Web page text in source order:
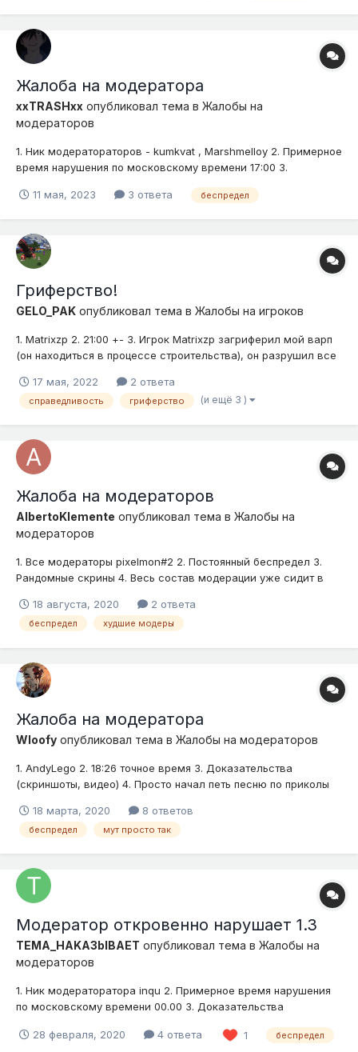
Жалоба на модератора
xxTRASHxx опубликовал тема в Жалобы на
модераторов
1. Ник модератораторов - kumkvat , Marshmelloy 2. Примерное
время нарушения по московскому времени 17:00 3.
нарушения (опишите ситуацию) Я спросил у кумкват,за что
11 мая, 2023 3 ответа беспредел
Гриферство!
GELO_PAK опубликовал тема в Жалобы на игроков
1. Matrixzp 2. 21:00 +- 3. Игрок Matrixzp загриферил мой варп
(он находиться в процессе строительства), он разрушил все
шалкера, украл зэдки и огромное кол-во мега камней. Я
игрок приличный и правдивый, на меня не было ни одной
17 мая, 2022 2 ответа
справедливость гриферство (и ещё 3 )
Жалоба на модераторов
AlbertoKlemente опубликовал тема в Жалобы на
модераторов
1. Все модераторы pixelmon#2 2. Постоянный беспредел 3.
Рандомные скрины 4. Весь состав модерации уже сидит в
натирают до блеска одно место модераторам ( возможно не
бесплатно). Постоянные муты за "якобы увиденную в словах
18 августа, 2020 2 ответа
беспредел худшие модеры
Жалоба на модератора
Wloofy опубликовал тема в Жалобы на модераторов
1. AndyLego 2. 18:26 точное время 3. Доказательства
(скриншоты, видео) 4. Просто начал петь песню по приколы
оск и унижение матерей, игроки сказали писать жб т.к это
была песня, матов не был оск тоже Песня Tarry-Домоф...
18 марта, 2020 8 ответов
беспредел мут просто так
Модератор откровенно нарушает 1.3
TEMA_HAKA3blBAET опубликовал тема в Жалобы на
модераторов
1. Ник модераторатора inqu 2. Примерное время нарушения
по московскому времени 00.00 3. Доказательства
(опишите ситуацию) Дал варн 1.3 и СЛЕДОМ за мной его же
28 февраля, 2020 4 ответа 1 беспредел